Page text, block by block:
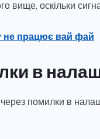
вище, оскільки
не працює вай фай
в
через помилки в